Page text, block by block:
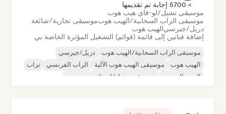
> 5700 إجابة تم تقديمها
موسيقى تشيل/لو-فاي هيب هوب
موسيقى الراب السحابية/الهيب هوبموسيقى تجارية/شائعة
دريل/جيرسيالهيب هوب
إضافة فنانين إلى قائمة (قوائم) التشغيل المؤثرة الخاصة بي
موسيقى الراب السحابية/الهيب هوب
دريل/جيرسي
الهيب هوب
موسيقى الهيب هوب الآلية الراب الفرنسي
تراب
البوب الحضري
موسيقى تشيل/لو-فاي هيب هوب